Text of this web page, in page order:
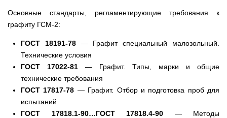
Основные стандарты, регламентирующие требования к
графиту ГСМ-2:
ГОСТ 18191-78— Графит специальный малозольный.
Технические условия
ГОСТ 17022-81 — Графит. Типы, марки и общие
технические требования
ГОСТ 17817-78 — Графит. Отбор и подготовка проб для
испытаний
ГОСТ 17818.1-90…ГОСТ 17818.4-90 — Методы